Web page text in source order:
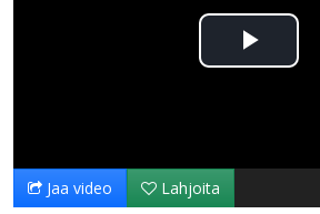
Toista
Jaa video Lahjoita